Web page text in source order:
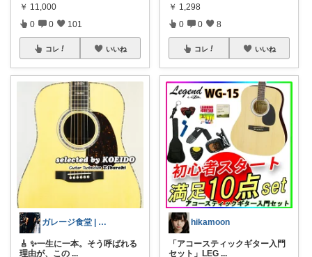
￥ 11,000
0 0 101
コレ いいね
ガレージ食堂 | 開業準備中
🎸 ✨一生に一本。そう呼ばれる
理由が、この ...
￥ 1,298
0 0 8
コレ いいね
hikamoon
「アコースティックギター入門
セット」LEG ...